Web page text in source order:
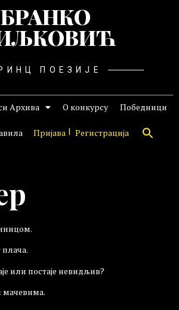
БРАНКО
ПОЕЗИЈЕ
Архива О конкурсу Победници
Пријава Регистрација
или постаје невидљив?
мачевима.